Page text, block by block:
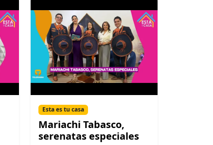
Esta es tu casa
Mariachi Tabasco,
serenatas especiales